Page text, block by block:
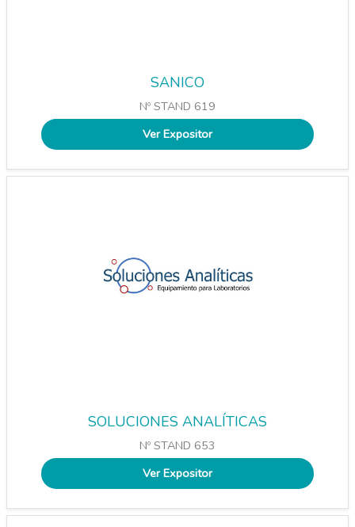
SANICO
Nº STAND 619
Ver Expositor
SOLUCIONES ANALÍTICAS
Nº STAND 653
Ver Expositor